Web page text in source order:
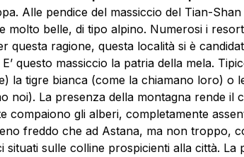
Alle pendice del massiccio del Tian-
molto belle, di tipo alpino. Numerosi i
questa ragione, questa località si è
questo massiccio la patria della mela.
la tigre bianca (come la chiamano loro) o
noi). La presenza della montagna rende il
compaiono gli alberi, completamente
freddo che ad Astana, ma non troppo,
situati sulle colline prospicienti alla città. La